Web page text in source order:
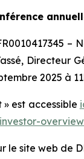
Directeur
2025 à
est accessible
site web de